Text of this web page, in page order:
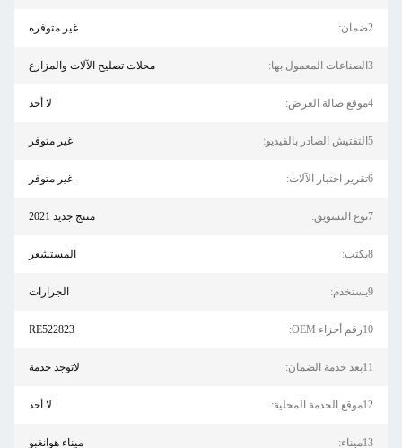
2ضمان: غير متوفره
3الصناعات المعمول بها: محلات تصليح الآلات والمزارع
4موقع صالة العرض: لا أحد
5التفتيش الصادر بالفيديو: غير متوفر
6تقرير اختبار الآلات: غير متوفر
7نوع التسويق: منتج جديد 2021
8يكتب: المستشعر
9يستخدم: الجرارات
10رقم أجزاء OEM: RE522823
11بعد خدمة الضمان: لاتوجد خدمة
12موقع الخدمة المحلية: لا أحد
13ميناء: ميناء هوانغبو